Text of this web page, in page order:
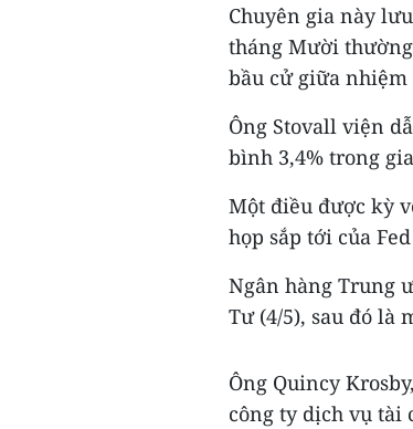
Chuyên gia này
tháng Mười
bầu cử giữa nhiệm
Ông Stovall viện
bình 3,4% trong
Một điều được kỳ
họp sắp tới của
Ngân hàng Trung
Tư (4/5), sau đó là
Ông Quincy
công ty dịch vụ tài